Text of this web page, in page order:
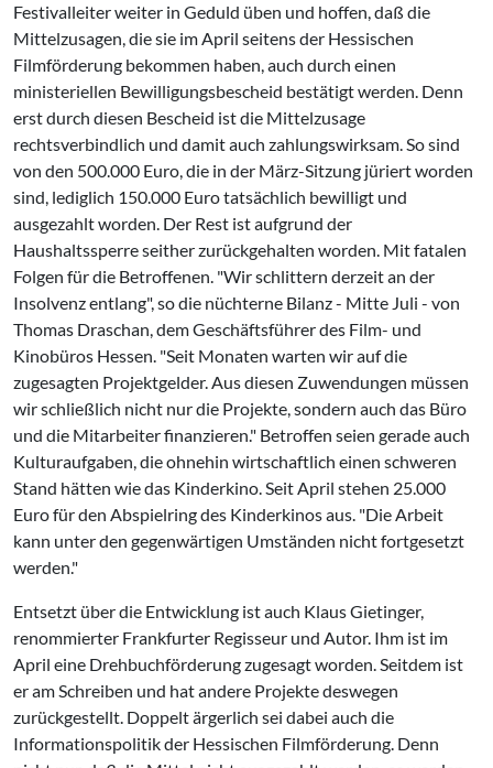
Festivalleiter weiter in Geduld üben und hoffen, daß die
Mittelzusagen, die sie im April seitens der Hessischen
Filmförderung bekommen haben, auch durch einen
ministeriellen Bewilligungsbescheid bestätigt werden. Denn
erst durch diesen Bescheid ist die Mittelzusage
rechtsverbindlich und damit auch zahlungswirksam. So sind
von den 500.000 Euro, die in der März-Sitzung jüriert worden
sind, lediglich 150.000 Euro tatsächlich bewilligt und
ausgezahlt worden. Der Rest ist aufgrund der
Haushaltssperre seither zurückgehalten worden. Mit fatalen
Folgen für die Betroffenen. "Wir schlittern derzeit an der
Insolvenz entlang", so die nüchterne Bilanz - Mitte Juli - von
Thomas Draschan, dem Geschäftsführer des Film- und
Kinobüros Hessen. "Seit Monaten warten wir auf die
zugesagten Projektgelder. Aus diesen Zuwendungen müssen
wir schließlich nicht nur die Projekte, sondern auch das Büro
und die Mitarbeiter finanzieren." Betroffen seien gerade auch
Kulturaufgaben, die ohnehin wirtschaftlich einen schweren
Stand hätten wie das Kinderkino. Seit April stehen 25.000
Euro für den Abspielring des Kinderkinos aus. "Die Arbeit
kann unter den gegenwärtigen Umständen nicht fortgesetzt
werden."
Entsetzt über die Entwicklung ist auch Klaus Gietinger,
renommierter Frankfurter Regisseur und Autor. Ihm ist im
April eine Drehbuchförderung zugesagt worden. Seitdem ist
er am Schreiben und hat andere Projekte deswegen
zurückgestellt. Doppelt ärgerlich sei dabei auch die
Informationspolitik der Hessischen Filmförderung. Denn